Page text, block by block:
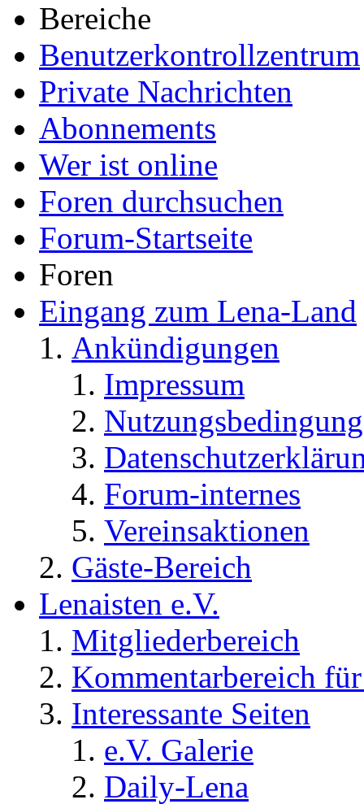
Bereiche
Benutzerkontrollzentrum
Private Nachrichten
Abonnements
Wer ist online
Foren durchsuchen
Forum-Startseite
Foren
Eingang zum Lena-Land
Ankündigungen
Impressum
Forum-internes
Vereinsaktionen
Gäste-Bereich
Lenaisten e.V.
Mitgliederbereich
Kommentarbereich
Interessante Seiten
e.V. Galerie
Daily-Lena